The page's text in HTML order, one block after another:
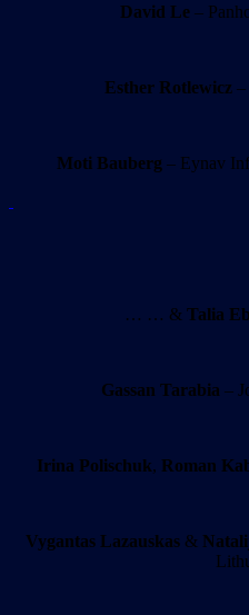
David Le–
Esther Rotlewicz–
Moti Bauberg – Eynav
… … & Talia
Gassan Tarabia –
Irina Polischuk, Roman
Vygantas Lazauskas &